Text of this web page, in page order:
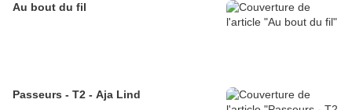
Au bout du fil
Passeurs - T2 - Aja Lind